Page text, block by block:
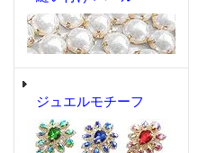
ジュエルモチーフ